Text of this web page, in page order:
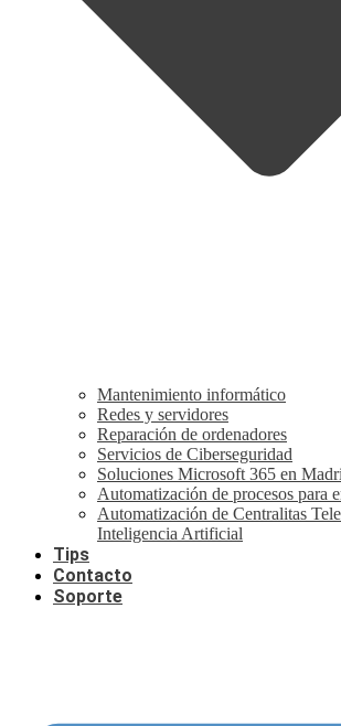
Mantenimiento informático
Redes y servidores
Reparación de ordenadores
Servicios de Ciberseguridad
Soluciones Microsoft 365 en
Automatización de procesos para
Automatización de Centralitas
Inteligencia Artificial
Tips
Contacto
Soporte